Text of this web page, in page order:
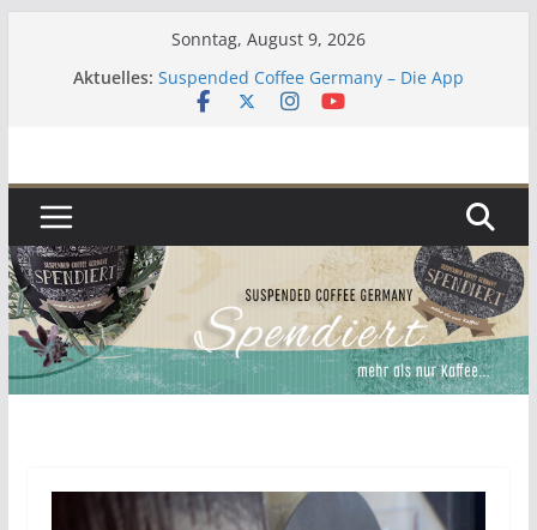
Sonntag, August 9, 2026
Aktuelles: Suspended Coffee Germany – Die App
Lebenszeichen 2023